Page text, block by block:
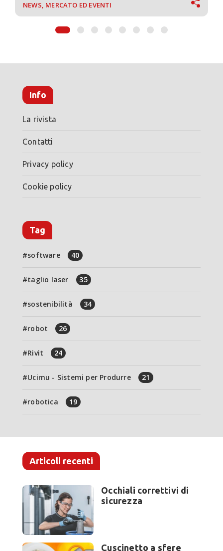
NEWS, MERCATO ED EVENTI
Info
La rivista
Contatti
Privacy policy
Cookie policy
Tag
software 40
taglio laser 35
sostenibilità 34
robot 26
Rivit 24
Ucimu - Sistemi per Produrre 21
robotica 19
Articoli recenti
Occhiali correttivi di
sicurezza
Cuscinetto a sfere